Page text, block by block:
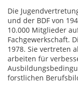
Die
und der BDF von
10.000 Mitglieder
Fachgewerkschaft.
1978. Sie vertreten
arbeiten für
forstlichen